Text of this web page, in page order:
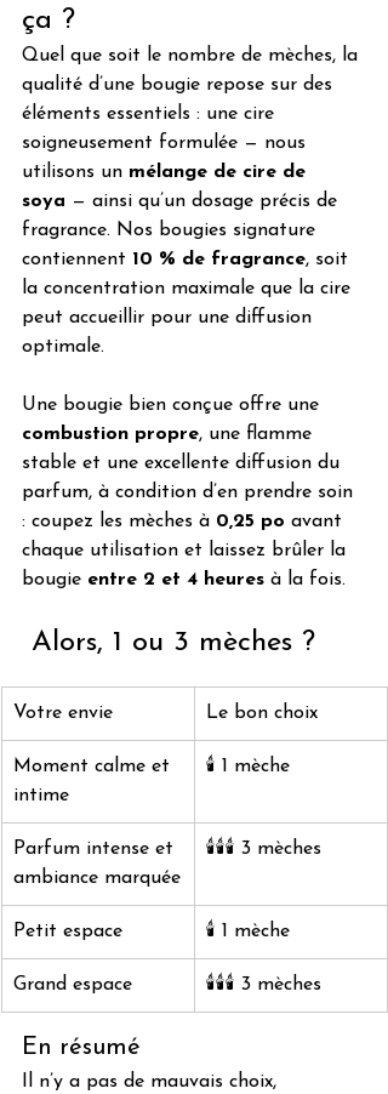
ça ?
Quel que soit le nombre de mèches, la
qualité d’une bougie repose sur des
éléments essentiels : une cire
soigneusement formulée — nous
utilisons un mélange de cire de
soya — ainsi qu’un dosage précis de
fragrance. Nos bougies signature
contiennent 10 % de fragrance, soit
la concentration maximale que la cire
peut accueillir pour une diffusion
optimale.
Une bougie bien conçue offre une
combustion propre, une flamme
stable et une excellente diffusion du
parfum, à condition d’en prendre soin
: coupez les mèches à 0,25 po avant
chaque utilisation et laissez brûler la
bougie entre 2 et 4 heures à la fois.
Alors, 1 ou 3 mèches ?
Votre envie Le bon choix
Moment calme et
intime
🕯️ 1 mèche
Parfum intense et
ambiance marquée
🕯️🕯️🕯️ 3 mèches
Petit espace 🕯️ 1 mèche
Grand espace 🕯️🕯️🕯️ 3 mèches
En résumé
Il n’y a pas de mauvais choix,